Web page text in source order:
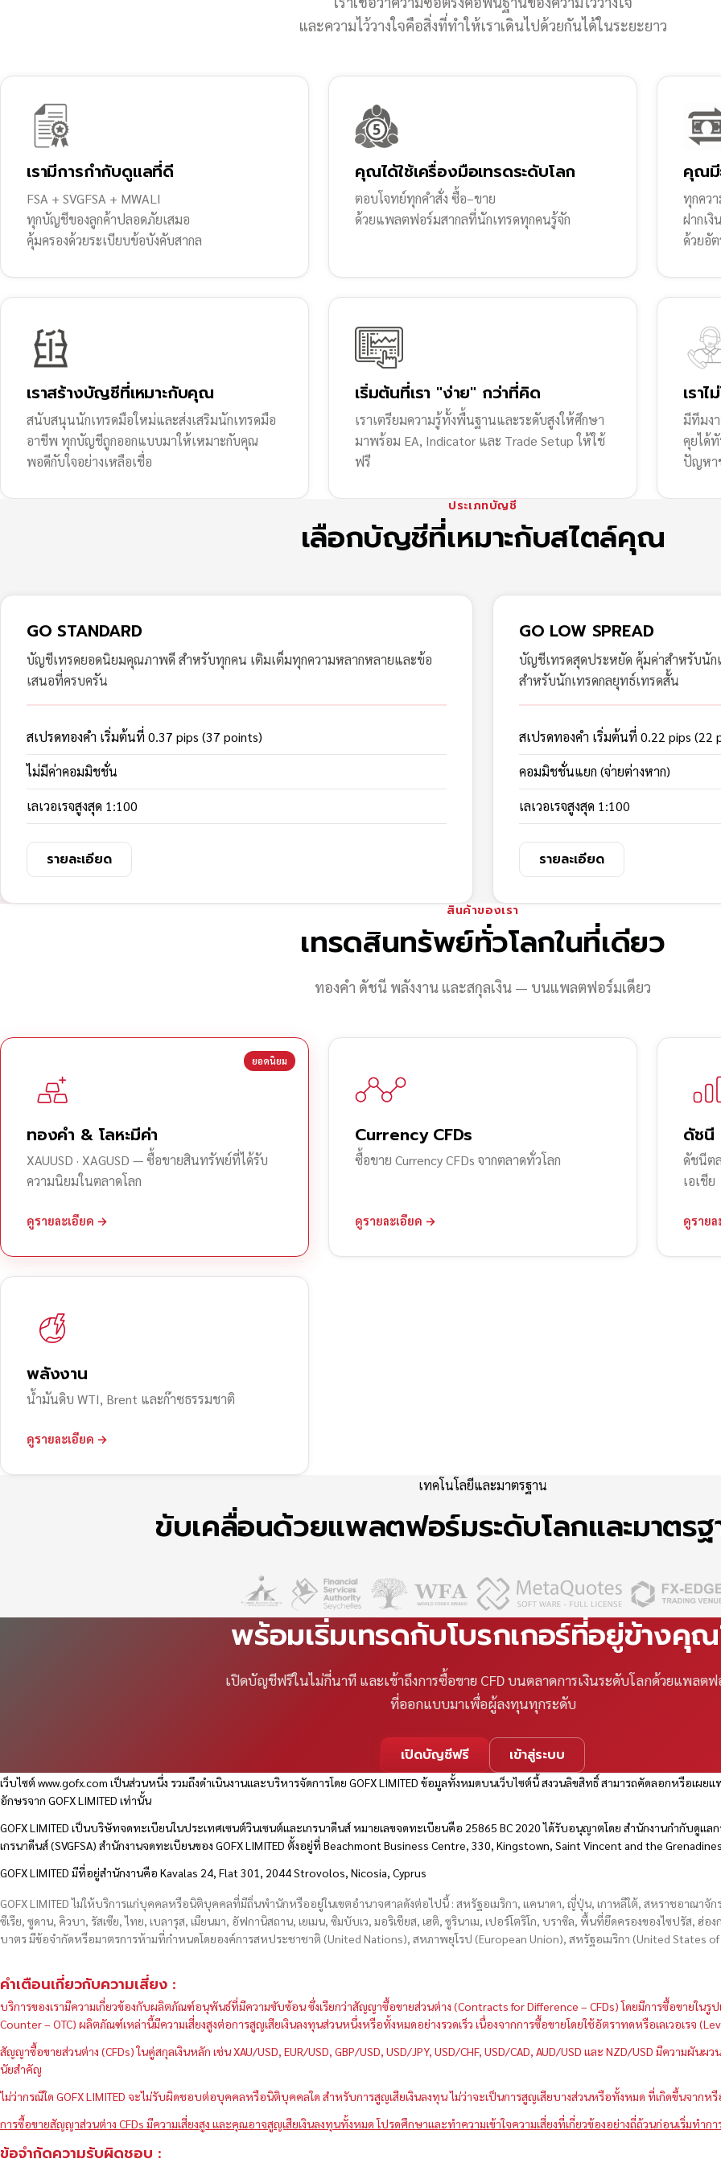
และความไว้วางใจคือสิ่งที่ทำให้เราเดินไปด้วยกันได้ในระยะยาว
เรามีการกำกับดูแลที่ดี
FSA + SVGFSA + MWALI
ทุกบัญชีของลูกค้าปลอดภัยเสมอ
คุ้มครองด้วยระเบียบข้อบังคับสากล
คุณได้ใช้เครื่องมือเทรดระดับโลก
ตอบโจทย์ทุกคำสั่ง ซื้อ–ขาย
ด้วยแพลตฟอร์มสากลที่นักเทรดทุกคนรู้จัก
คุณมี
ทุกควา
ฝากเงิ
ด้วยอั
เราสร้างบัญชีที่เหมาะกับคุณ
สนับสนุนนักเทรดมือใหม่และส่งเสริมนักเทรดมือ
อาชีพ ทุกบัญชีถูกออกแบบมาให้เหมาะกับคุณ
พอดีกับใจอย่างเหลือเชื่อ
เริ่มต้นที่เรา "ง่าย" กว่าที่คิด
เราเตรียมความรู้ทั้งพื้นฐานและระดับสูงให้ศึกษา
มาพร้อม EA, Indicator และ Trade Setup ให้ใช้
ฟรี
เรา
มีทีมง
คุยได้
ปัญหา
ประเภทบัญชี
เลือกบัญชีที่เหมาะกับสไตล์คุณ
GO STANDARD
บัญชีเทรดยอดนิยมคุณภาพดี สำหรับทุกคน เติมเต็มทุกความหลากหลายและข้อ
เสนอที่ครบครัน
สเปรดทองคำ เริ่มต้นที่ 0.37 pips (37 points)
ไม่มีค่าคอมมิชชั่น
เลเวอเรจสูงสุด 1:100
รายละเอียด
GO LOW SPREAD
บัญชีเทรดสุดประหยัด คุ้มค่าสำหรับนัก
สำหรับนักเทรดกลยุทธ์เทรดสั้น
สเปรดทองคำ เริ่มต้นที่ 0.22 pips (22
คอมมิชชั่นแยก (จ่ายต่างหาก)
เลเวอเรจสูงสุด 1:100
รายละเอียด
สินค้าของเรา
เทรดสินทรัพย์ทั่วโลกในที่เดียว
ทองคำ ดัชนี พลังงาน และสกุลเงิน — บนแพลตฟอร์มเดียว
ยอดนิยม
ทองคำ & โลหะมีค่า
XAUUSD · XAGUSD — ซื้อขายสินทรัพย์ที่ได้รับ
ความนิยมในตลาดโลก
ดูรายละเอียด →
Currency CFDs
ซื้อขาย Currency CFDs จากตลาดทั่วโลก
ดูรายละเอียด →
ดัชนี
ดัชนีต
เอเชีย
ดูราย
พลังงาน
น้ำมันดิบ WTI, Brent และก๊าซธรรมชาติ
ดูรายละเอียด →
เทคโนโลยีและมาตรฐาน
ขับเคลื่อนด้วยแพลตฟอร์มระดับโลกและมาตรฐ
พร้อมเริ่มเทรดกับโบรกเกอร์ที่อยู่ข้างคุ
เปิดบัญชีฟรีในไม่กี่นาที และเข้าถึงการซื้อขาย CFD บนตลาดการเงินระดับโลกด้วยแพลตฟ
ที่ออกแบบมาเพื่อผู้ลงทุนทุกระดับ
เปิดบัญชีฟรี เข้าสู่ระบบ
เว็บไซต์www.gofx.com เป็นส่วนหนึ่ง รวมถึงดำเนินงานและบริหารจัดการโดย GOFX LIMITED ข้อมูลทั้งหมดบนเว็บไซต์นี้ สงวนลิขสิทธิ์ สามารถคัดลอกหรือเผ
อักษรจาก GOFX LIMITED เท่านั้น
GOFX LIMITED เป็นบริษัทจดทะเบียนในประเทศเซนต์วินเซนต์และเกรนาดีนส์ หมายเลขจดทะเบียนคือ 25865 BC 2020 ได้รับอนุญาตโดย สำนักงานกำกับดูแล
เกรนาดีนส์ (SVGFSA) สำนักงานจดทะเบียนของ GOFX LIMITED ตั้งอยู่ที่ Beachmont Business Centre, 330, Kingstown, Saint Vincent and the Grenadines
GOFX LIMITED มีที่อยู่สำนักงานคือ Kavalas 24, Flat 301, 2044 Strovolos, Nicosia, Cyprus
GOFX LIMITED ไม่ให้บริการแก่บุคคลหรือนิติบุคคลที่มีถิ่นพำนักหรืออยู่ในเขตอำนาจศาลดังต่อไปนี้ : สหรัฐอเมริกา, แคนาดา, ญี่ปุ่น, เกาหลีใต้, สหราชอาณาจั
ซีเรีย, ซูดาน, คิวบา, รัสเซีย, ไทย, เบลารุส, เมียนมา, อัฟกานิสถาน, เยเมน, ซิมบับเว, มอริเชียส, เฮติ, ซูรินาเม, เปอร์โตริโก, บราซิล, พื้นที่ยึดครองของไซปรัส, ฮ่อ
บาตร มีข้อจำกัดหรือมาตรการห้ามที่กำหนดโดยองค์การสหประชาชาติ (United Nations), สหภาพยุโรป (European Union), สหรัฐอเมริกา (United States
คำเตือนเกี่ยวกับความเสี่ยง :
บริการของเรามีความเกี่ยวข้องกับผลิตภัณฑ์อนุพันธ์ที่มีความซับซ้อน ซึ่งเรียกว่าสัญญาซื้อขายส่วนต่าง (Contracts for Difference – CFDs) โดยมีการซื้อขายใ
Counter – OTC) ผลิตภัณฑ์เหล่านี้มีความเสี่ยงสูงต่อการสูญเสียเงินลงทุนส่วนหนึ่งหรือทั้งหมดอย่างรวดเร็ว เนื่องจากการซื้อขายโดยใช้อัตราทดหรือเลเวอเรจ
สัญญาซื้อขายส่วนต่าง (CFDs) ในคู่สกุลเงินหลัก เช่น XAU/USD, EUR/USD, GBP/USD, USD/JPY, USD/CHF, USD/CAD, AUD/USD และ NZD/USD มีความผัน
นัยสำคัญ
ไม่ว่ากรณีใด GOFX LIMITED จะไม่รับผิดชอบต่อบุคคลหรือนิติบุคคลใด สำหรับการสูญเสียเงินลงทุน ไม่ว่าจะเป็นการสูญเสียบางส่วนหรือทั้งหมด ที่เกิดขึ้นจากหรื
การซื้อขายสัญญาส่วนต่าง CFDs มีความเสี่ยงสูง และคุณอาจสูญเสียเงินลงทุนทั้งหมด โปรดศึกษาและทำความเข้าใจความเสี่ยงที่เกี่ยวข้องอย่างถี่ถ้วนก่อนเริ่มทำกา
ข้อจำกัดความรับผิดชอบ :